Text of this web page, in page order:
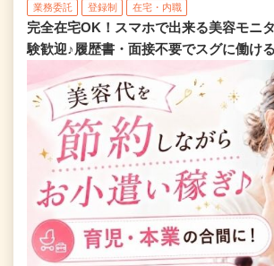
業務委託 登録制 在宅・内職
完全在宅OK！スマホで出来る美容モニ
験歓迎♪履歴書・面接不要でスグに働け